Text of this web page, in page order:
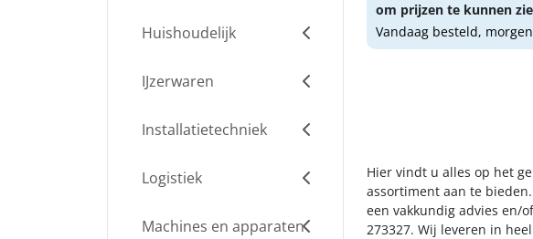
Huishoudelijk
IJzerwaren
Installatietechniek
Logistiek
Machines en apparaten
om prijzen te kunnen
Vandaag besteld,
Hier vindt u alles op het
assortiment aan te
een vakkundig advies en/
273327. Wij leveren in